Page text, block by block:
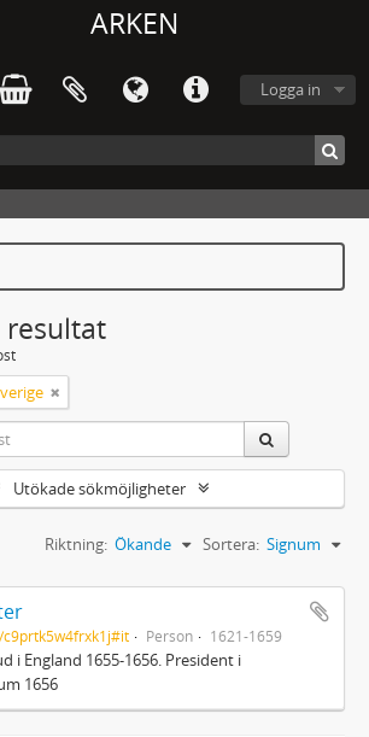
ARKEN
Logga in
resultat
Utökade sökmöjligheter
Sortera: Signum
Riktning: Ökande
Person 1621-1659
i England 1655-1656. President i
1656